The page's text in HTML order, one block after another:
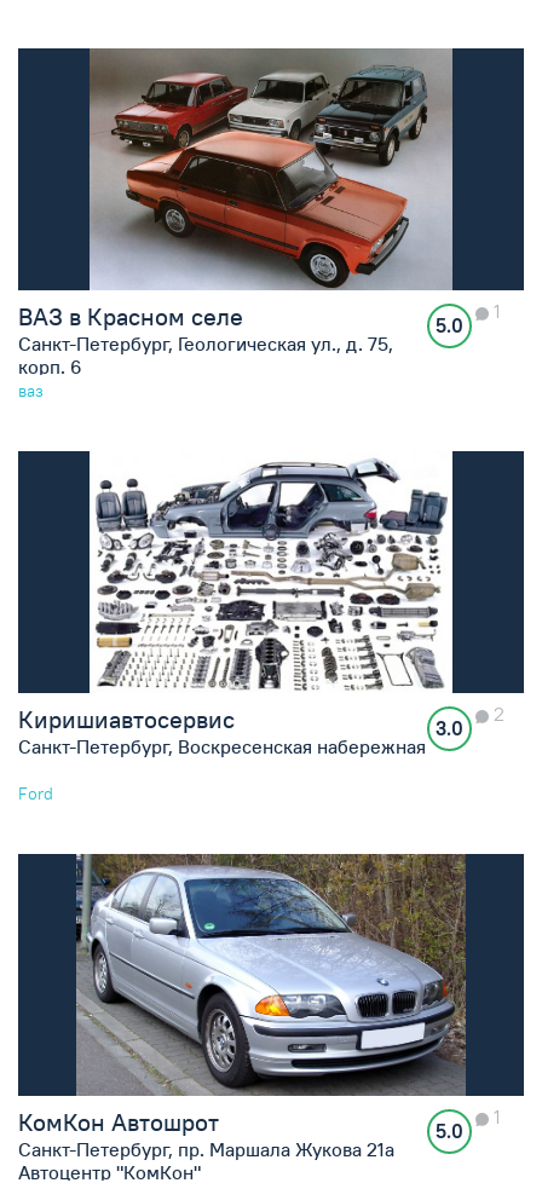
ВАЗ в Красном селе
Санкт-Петербург, Геологическая ул., д. 75,
корп. 6
5.0
1
ваз
Киришиавтосервис
Санкт-Петербург, Воскресенская набережная
3.0
2
Ford
КомКон Автошрот
Санкт-Петербург, пр. Маршала Жукова 21а
Автоцентр "КомКон"
5.0
1